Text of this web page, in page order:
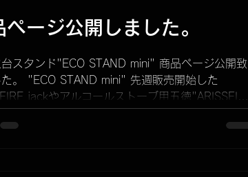
ページ公開しました。
台スタンド"ECO STAND mini" 商品ページ公開致
た。 "ECO STAND mini" 先週販売開始した
jackやアルコールストーブ用五徳"ARISSFIRE